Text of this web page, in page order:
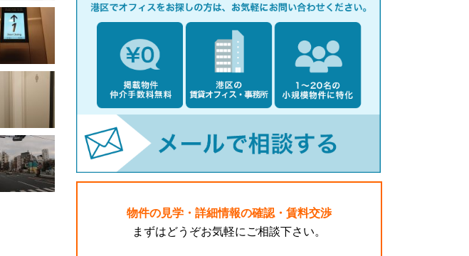
物件の見学・詳細情報の確認・賃料交渉
まずはどうぞお気軽にご相談下さい。